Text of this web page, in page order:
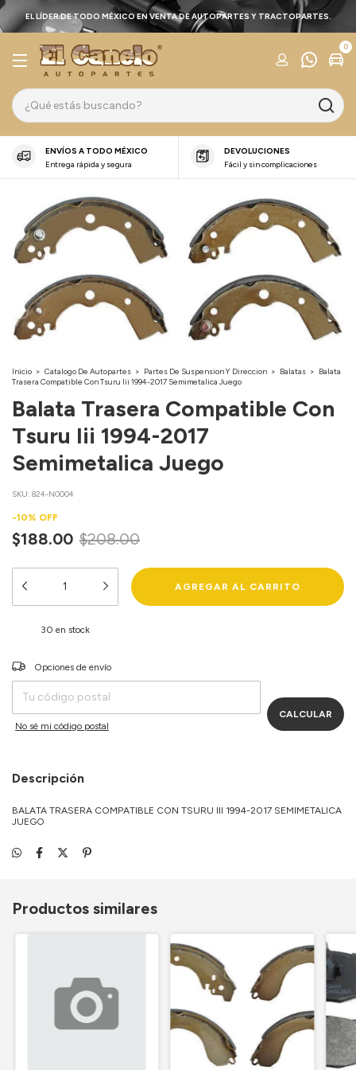
EL LÍDER DE TODO MÉXICO EN VENTA DE AUTOPARTES Y TRACTOPARTES.
0
ENVÍOS A TODO MÉXICO
Entrega rápida y segura
DEVOLUCIONES
Fácil y sin complicaciones
Inicio > Catalogo De Autopartes > Partes De Suspension Y Direccion > Balatas > Balata
Trasera Compatible Con Tsuru Iii 1994-2017 Semimetalica Juego
Balata Trasera Compatible Con
Tsuru Iii 1994-2017
Semimetalica Juego
SKU: 824-N0004
-10% OFF
$188.00 $208.00
30 en stock
Entregas para el CP:
Opciones de envío
CALCULAR
No sé mi código postal
Descripción
BALATA TRASERA COMPATIBLE CON TSURU III 1994-2017 SEMIMETALICA
JUEGO
Productos similares